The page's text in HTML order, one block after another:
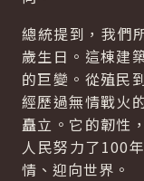
總統提到，我們
歲生日。這棟建
的巨變。從殖民
經歷過無情戰火
矗立。它的韌性
人民努力了100
情、迎向世界。